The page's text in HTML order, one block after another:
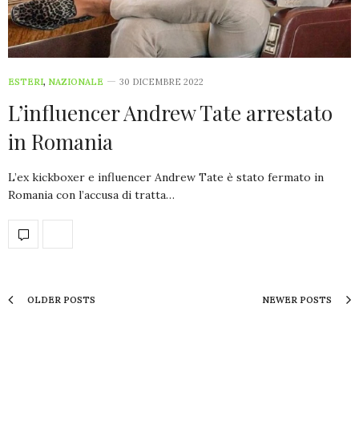
ESTERI, NAZIONALE 30 DICEMBRE 2022
L’influencer Andrew Tate arrestato
in Romania
L’ex kickboxer e influencer Andrew Tate è stato fermato in
Romania con l’accusa di tratta…
OLDER POSTS NEWER POSTS